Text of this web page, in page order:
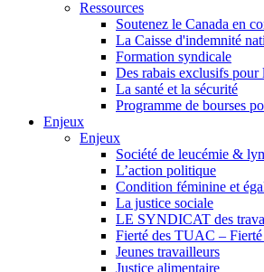
Ressources
Soutenez le Canada en
La Caisse d'indemnité
Formation syndicale
Des rabais exclusifs pour
La santé et la sécurité
Programme de bourses
Enjeux
Enjeux
Société de leucémie &
L’action politique
Condition féminine et
La justice sociale
LE SYNDICAT des
Fierté des TUAC –
Jeunes travailleurs
Justice alimentaire